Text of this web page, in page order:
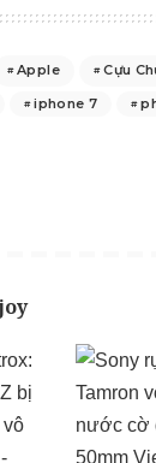
Apple
Cựu
iphone 7